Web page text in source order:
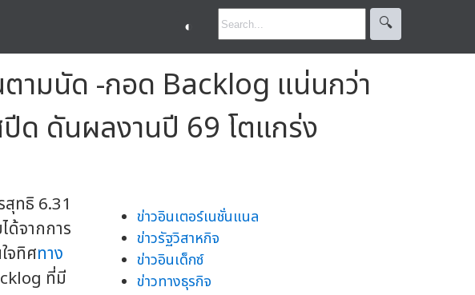
◐ 🔍︎
ามนัด -กอด Backlog แน่นกว่า
ด ดันผลงานปี 69 โตแกร่ง
สุทธิ 6.31
ด้จากการ
จทิศทาง
ที่มี
ข่าวอินเตอร์เนชั่นแนล
ข่าวรัฐวิสาหกิจ
ข่าวอินเด็กซ์
ข่าวทางธุรกิจ